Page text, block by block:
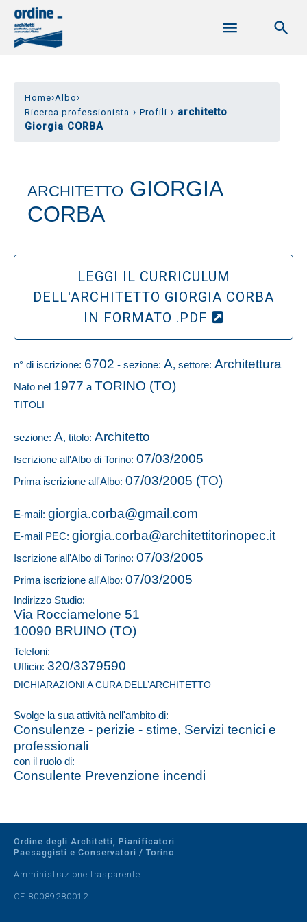
Home›Albo›
Ricerca professionista › Profili › architetto
Giorgia CORBA
ARCHITETTO GIORGIA
CORBA
LEGGI IL CURRICULUM
DELL'ARCHITETTO GIORGIA CORBA
IN FORMATO .PDF
n° di iscrizione: 6702 - sezione: A, settore: Architettura
Nato nel 1977 a TORINO (TO)
TITOLI
sezione: A, titolo: Architetto
Iscrizione all'Albo di Torino: 07/03/2005
Prima iscrizione all'Albo: 07/03/2005 (TO)
E-mail: giorgia.corba@gmail.com
E-mail PEC: giorgia.corba@architettitorinopec.it
Iscrizione all'Albo di Torino: 07/03/2005
Prima iscrizione all'Albo: 07/03/2005
Indirizzo Studio:
Via Rocciamelone 51
10090 BRUINO (TO)
Telefoni:
Ufficio: 320/3379590
DICHIARAZIONI A CURA DELL’ARCHITETTO
Svolge la sua attività nell'ambito di:
Consulenze - perizie - stime, Servizi tecnici e
professionali
con il ruolo di:
Consulente Prevenzione incendi
Ordine degli Architetti, Pianificatori
Paesaggisti e Conservatori / Torino
Amministrazione trasparente
CF 80089280012